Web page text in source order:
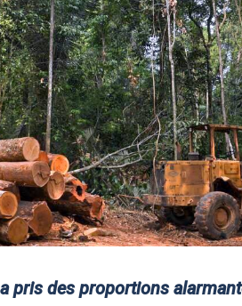
pris des proportions